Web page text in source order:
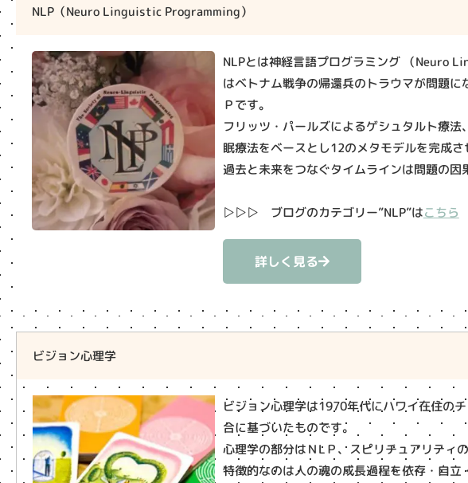
NLP（Neuro Linguistic Programming）
NLPとは神経言語プログラミング （Neuro
はベトナム戦争の帰還兵のトラウマが問題
Ｐです。
フリッツ・パールズによるゲシュタルト療
眠療法をベースとし12のメタモデルを完成
過去と未来をつなぐタイムラインは問題の因
▷▷▷ ブログのカテゴリー”NLP”はこちら
詳しく見る
ビジョン心理学
ビジョン心理学は1970年代にハワイ在住の
合に基づいたものです。
心理学の部分はＮLＰ、スピリチュアリティ
特徴的なのは人の魂の成長過程を依存・自